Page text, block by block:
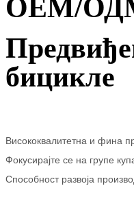
ОЕМ/ОДМ
бицикле
Висококвалитетна и фина
Фокусирајте се на групе
Способност развоја